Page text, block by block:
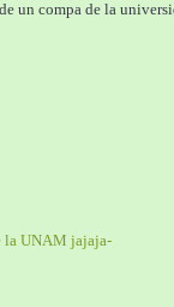
un compa de la
la UNAM jajaja-